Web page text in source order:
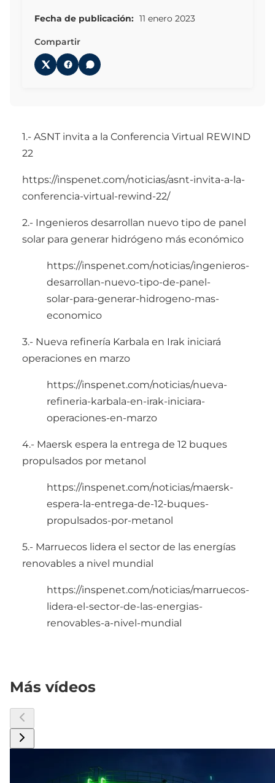
Fecha de publicación: 11 enero 2023
Compartir
1.- ASNT invita a la Conferencia Virtual REWIND
22
https://inspenet.com/noticias/asnt-invita-a-la-
conferencia-virtual-rewind-22/
2.- Ingenieros desarrollan nuevo tipo de panel
solar para generar hidrógeno más económico
https://inspenet.com/noticias/ingenieros-
desarrollan-nuevo-tipo-de-panel-
solar-para-generar-hidrogeno-mas-
economico
3.- Nueva refinería Karbala en Irak iniciará
operaciones en marzo
https://inspenet.com/noticias/nueva-
refineria-karbala-en-irak-iniciara-
operaciones-en-marzo
4.- Maersk espera la entrega de 12 buques
propulsados por metanol
https://inspenet.com/noticias/maersk-
espera-la-entrega-de-12-buques-
propulsados-por-metanol
5.- Marruecos lidera el sector de las energías
renovables a nivel mundial
https://inspenet.com/noticias/marruecos-
lidera-el-sector-de-las-energias-
renovables-a-nivel-mundial
Más vídeos